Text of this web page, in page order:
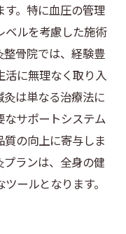
す。特に血圧の管理
ベルを考慮した施術
骨院では、経験豊
活に無理なく取り入
は単なる治療法に
なサポートシステム
の向上に寄与しま
ランは、全身の健
ールとなります。